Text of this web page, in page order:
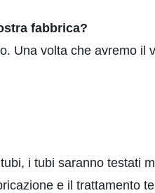
fabbrica?
Una volta che avremo
i tubi saranno testati
e il trattamento